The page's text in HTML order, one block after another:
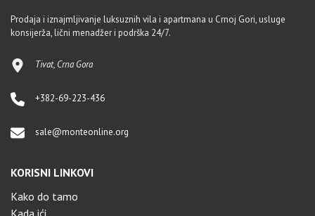
Prodaja i iznajmljivanje luksuznih vila i apartmana u Crnoj Gori, usluge
konsijerža, lični menadžer i podrška 24/7.
Tivat, Crna Gora
+382-69-223-436
sale@monteonline.org
KORISNI LINKOVI
Kako do tamo
Kada ići